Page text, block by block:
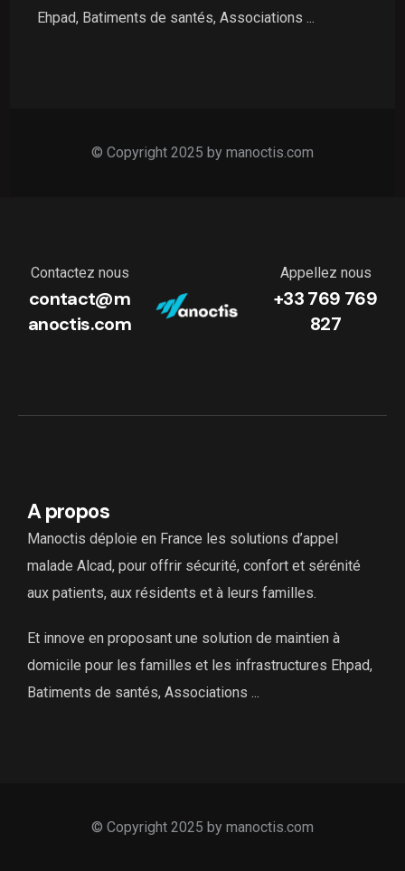
Ehpad, Batiments de santés, Associations ...
© Copyright 2025 by manoctis.com
Contactez nous
contact@m
anoctis.com
Appellez nous
+33 769 769
827
A propos
Manoctis déploie en France les solutions d’appel
malade Alcad, pour offrir sécurité, confort et sérénité
aux patients, aux résidents et à leurs familles.
Et innove en proposant une solution de maintien à
domicile pour les familles et les infrastructures Ehpad,
Batiments de santés, Associations ...
© Copyright 2025 by manoctis.com